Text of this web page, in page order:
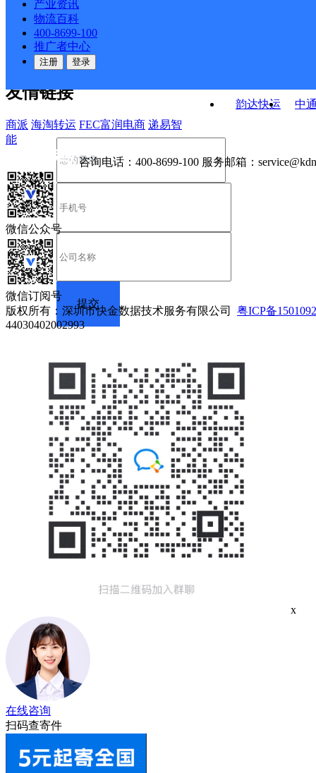
产业资讯
物流百科
400-8699-100
推广者中心
注册 登录
韵达快运
中
公司介绍 企业动态
合作伙伴 快递鸟接口服务协议
户隐私政策
友情链接
商派 海淘转运 FEC富润电商 递易智
能
咨询电话： 400-8699-100 服务邮箱：
微信公众号
微信订阅号
版权所有：深圳市快金数据技术服务有限公司 粤ICP备
44030402002993
x
在线咨询
扫码查寄件